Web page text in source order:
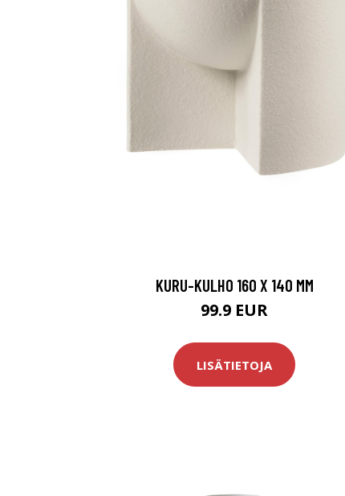
KURU-KULHO 160 X 140 MM
99.9 EUR
LISÄTIETOJA